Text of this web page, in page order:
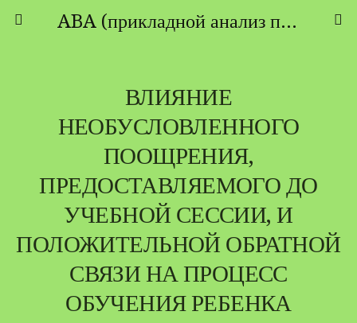
ABA (прикладной анализ поведения) - ТЕОРИЯ И ПРАКТИКА
ВЛИЯНИЕ
НЕОБУСЛОВЛЕННОГО
ПООЩРЕНИЯ,
ПРЕДОСТАВЛЯЕМОГО ДО
УЧЕБНОЙ СЕССИИ, И
ПОЛОЖИТЕЛЬНОЙ ОБРАТНОЙ
СВЯЗИ НА ПРОЦЕСС
ОБУЧЕНИЯ РЕБЕНКА